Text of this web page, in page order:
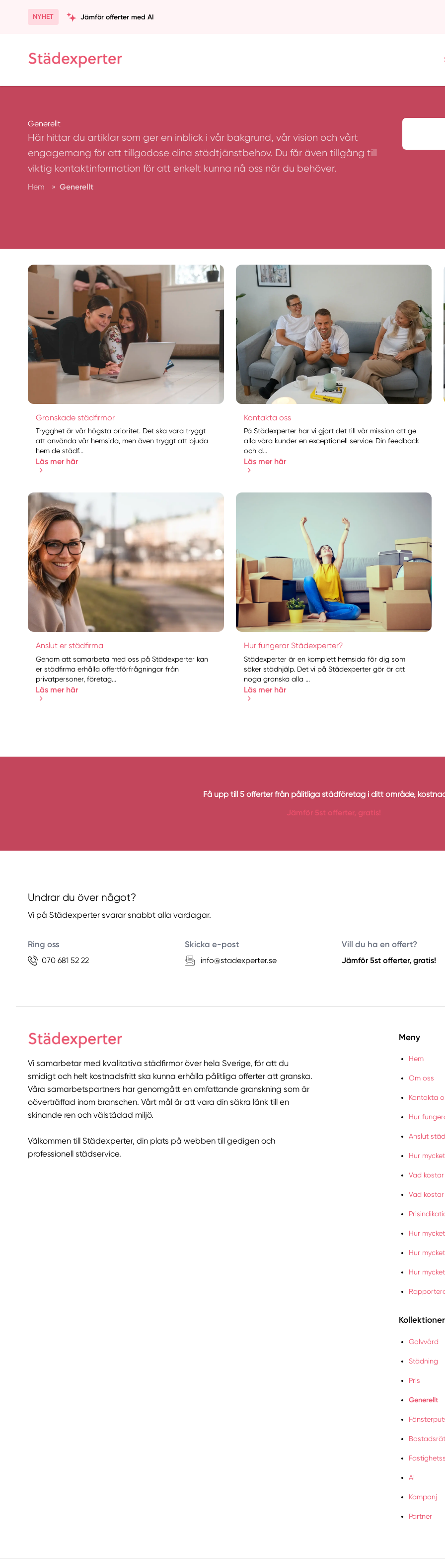
NYHET Jämför offerter med AI
Generellt
Här hittar du artiklar som ger en inblick i vår bakgrund, vår vision och vårt
engagemang för att tillgodose dina städtjänstbehov. Du får även tillgång till
viktig kontaktinformation för att enkelt kunna nå oss när du behöver.
Hem » Generellt
Granskade städfirmor
Trygghet är vår högsta prioritet. Det ska vara tryggt
att använda vår hemsida, men även tryggt att bjuda
hem de städf...
Läs mer här
Kontakta oss
På Städexperter har vi gjort det till vår mission att ge
alla våra kunder en exceptionell service. Din feedback
och d...
Läs mer här
Anslut er städfirma
Genom att samarbeta med oss på Städexperter kan
er städfirma erhålla offertförfrågningar från
privatpersoner, företag...
Läs mer här
Hur fungerar Städexperter?
Städexperter är en komplett hemsida för dig som
söker städhjälp. Det vi på Städexperter gör är att
noga granska alla ...
Läs mer här
Få upp till 5 offerter från pålitliga städföretag i ditt område,
Jämför 5st offerter, gratis!
Undrar du över något?
Vi på Städexperter svarar snabbt alla vardagar.
Ring oss
070 681 52 22
Skicka e-post
info@stadexperter.se
Vill du ha en offert?
Jämför 5st offerter, gratis!
Vi samarbetar med kvalitativa städfirmor över hela Sverige, för att du
smidigt och helt kostnadsfritt ska kunna erhålla pålitliga offerter att granska.
Våra samarbetspartners har genomgått en omfattande granskning som är
oöverträffad inom branschen. Vårt mål är att vara din säkra länk till en
skinande ren och välstädad miljö.
Välkommen till Städexperter, din plats på webben till gedigen och
professionell städservice.
Meny
Hem
Om oss
Kontakta
Hur
Anslut
Hur
Vad
Vad
Hur
Hur
Hur
Kollektioner
Golvvård
Städning
Pris
Generellt
Ai
Kampanj
Partner